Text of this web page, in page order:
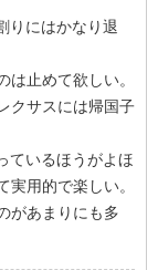
りにはかなり退
は止めて欲しい。
クサスには帰国子
ているほうがよほ
用的で楽しい。
があまりにも多